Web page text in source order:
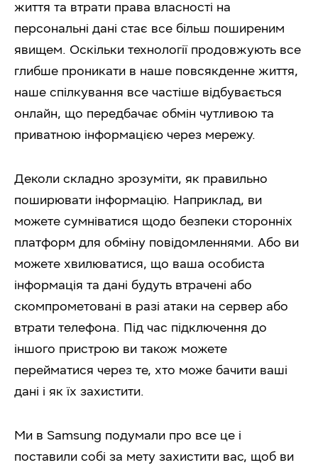
життя та втрати права власності на
персональні дані стає все більш поширеним
явищем. Оскільки технології продовжують все
глибше проникати в наше повсякденне життя,
наше спілкування все частіше відбувається
онлайн, що передбачає обмін чутливою та
приватною інформацією через мережу.
Деколи складно зрозуміти, як правильно
поширювати інформацію. Наприклад, ви
можете сумніватися щодо безпеки сторонніх
платформ для обміну повідомленнями. Або ви
можете хвилюватися, що ваша особиста
інформація та дані будуть втрачені або
скомпрометовані в разі атаки на сервер або
втрати телефона. Під час підключення до
іншого пристрою ви також можете
перейматися через те, хто може бачити ваші
дані і як їх захистити.
Ми в Samsung подумали про все це і
поставили собі за мету захистити вас, щоб ви